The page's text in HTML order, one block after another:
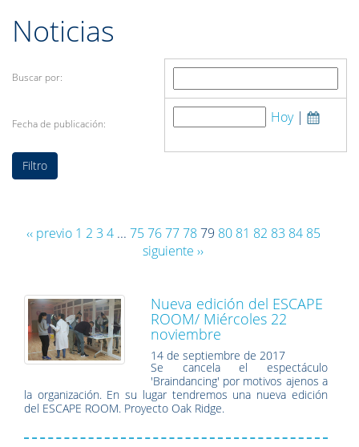
Noticias
Buscar por:
Fecha de publicación: Hoy|
‹‹ previo 1 2 3 4... 75 76 77 78 79 80 81 82 83 84 85
siguiente ››
Nueva edición del ESCAPE
ROOM/ Miércoles 22
noviembre
14 de septiembre de 2017
Se cancela el espectáculo
'Braindancing' por motivos ajenos a
la organización. En su lugar tendremos una nueva edición
del ESCAPE ROOM. Proyecto Oak Ridge.